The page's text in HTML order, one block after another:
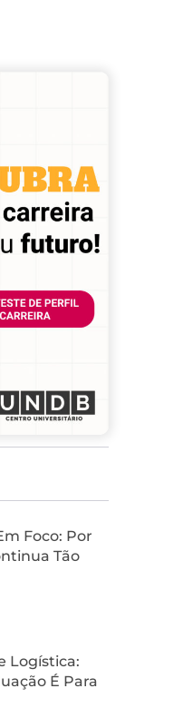
Foco: Por
Tão
Logística:
É Para